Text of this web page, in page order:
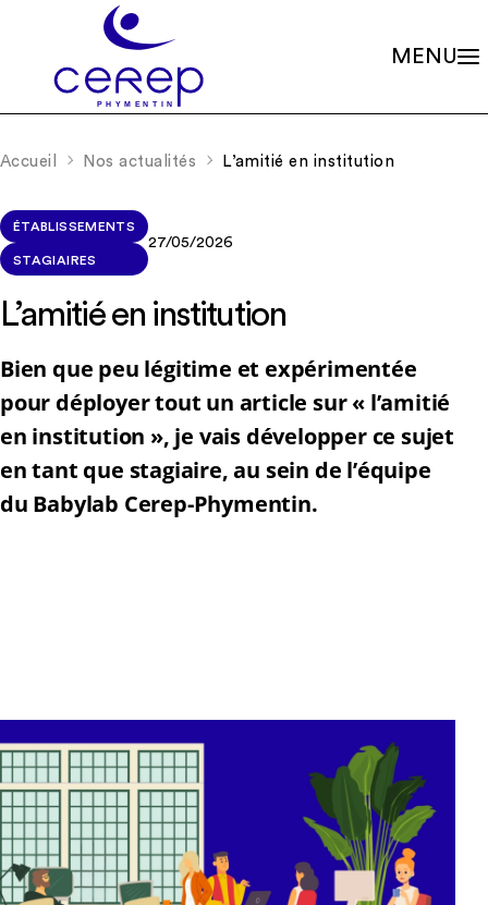
MENU
L'association
Gouvernance
Établissements
Démarche qualité
Partenariats
Rapports d’activité
Adhérer à l’association
RIO – Activité de conseil et d’accompagnement
Nos valeurs et missions
Notre éthique
Missions
Le soin psychique
Les soins en accueils de jour
Les soins en centres de consultations
La scolarité
La formation continue
Nos actualités
Offres d’emploi
Accueil Nos actualités L’amitié en institution
ÉTABLISSEMENTS
STAGIAIRES
27/05/2026
L’amitié en institution
Bien que peu légitime et expérimentée
pour déployer tout un article sur « l’amitié
en institution », je vais développer ce sujet
en tant que stagiaire, au sein de l’équipe
du Babylab Cerep-Phymentin.